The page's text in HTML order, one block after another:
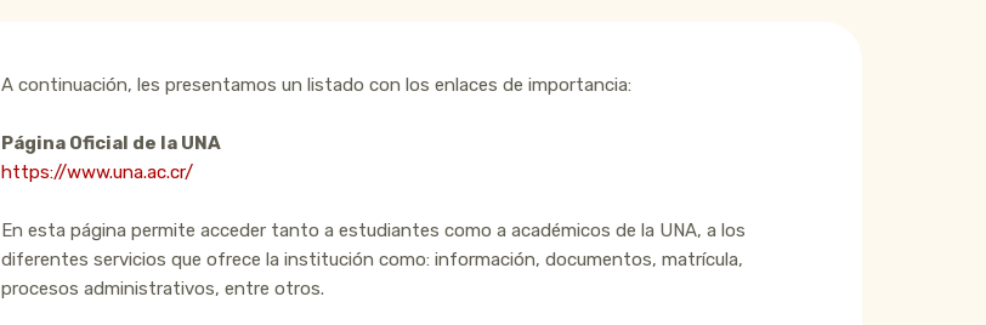
A continuación, les presentamos un listado con los enlaces de importancia:
Página Oficial de la UNA
https://www.una.ac.cr/
En esta página permite acceder tanto a estudiantes como a académicos de la UNA, a los
diferentes servicios que ofrece la institución como: información, documentos, matrícula,
procesos administrativos, entre otros.